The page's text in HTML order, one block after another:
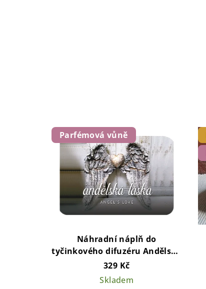
Parfémová vůně
Náhradní náplň do
tyčinkového difuzéru Andělská
láska
329 Kč
Skladem